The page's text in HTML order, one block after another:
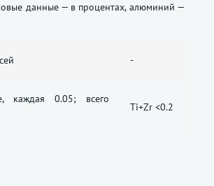
данные — в процентах, алюминий —
-
каждая 0.05; всего
Ti+Zr <0.2